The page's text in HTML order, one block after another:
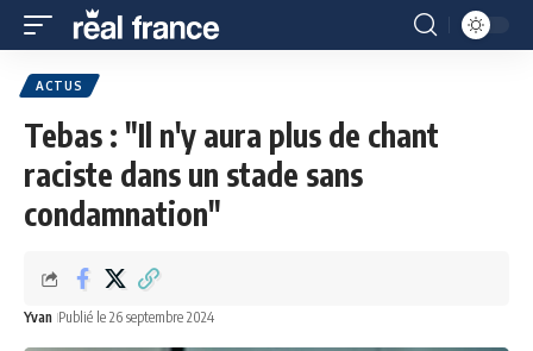
ACTUS
Tebas : "Il n'y aura plus de chant
raciste dans un stade sans
condamnation"
Yvan Publié le 26 septembre 2024